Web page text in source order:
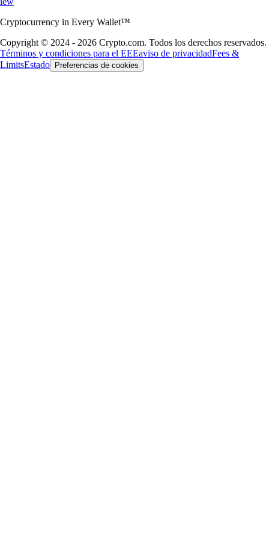
Cryptocurrency in Every Wallet™
Copyright © 2024 - 2026 Crypto.com. Todos los derechos reservados.
Términos y condiciones para el EEEaviso de privacidadFees &
LimitsEstado Preferencias de cookies